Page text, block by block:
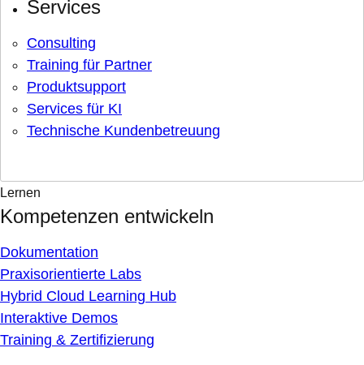
Services
Consulting
Training für Partner
Produktsupport
Services für KI
Technische Kundenbetreuung
Lernen
Kompetenzen entwickeln
Dokumentation
Praxisorientierte Labs
Hybrid Cloud Learning Hub
Interaktive Demos
Training & Zertifizierung